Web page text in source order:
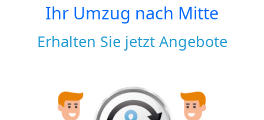
Ihr Umzug nach Mitte
Erhalten Sie jetzt Angebote